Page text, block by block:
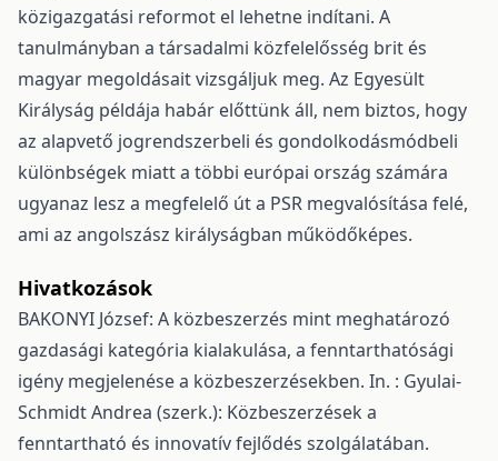
közigazgatási reformot el lehetne indítani. A
tanulmányban a társadalmi közfelelősség brit és
magyar megoldásait vizsgáljuk meg. Az Egyesült
Királyság példája habár előttünk áll, nem biztos, hogy
az alapvető jogrendszerbeli és gondolkodásmódbeli
különbségek miatt a többi európai ország számára
ugyanaz lesz a megfelelő út a PSR megvalósítása felé,
ami az angolszász királyságban működőképes.
Hivatkozások
BAKONYI József: A közbeszerzés mint meghatározó
gazdasági kategória kialakulása, a fenntarthatósági
igény megjelenése a közbeszerzésekben. In. : Gyulai-
Schmidt Andrea (szerk.): Közbeszerzések a
fenntartható és innovatív fejlődés szolgálatában.